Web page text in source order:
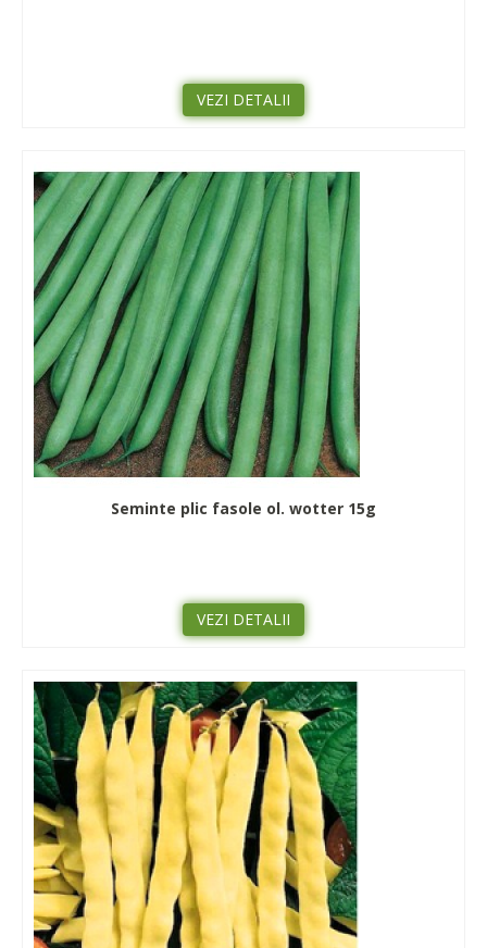
VEZI DETALII
Seminte plic fasole ol. wotter 15g
VEZI DETALII